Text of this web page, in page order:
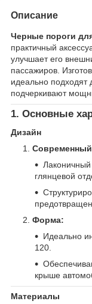
Описание
Черные пороги
практичный
улучшает его
пассажиров.
идеально подходят
подчеркивают
1. Основные
Дизайн
глянцевой
Форма:
Идеально
120.
крыше
Материалы